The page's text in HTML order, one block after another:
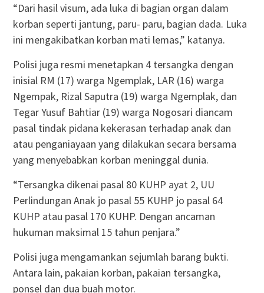
“Dari hasil visum, ada luka di bagian organ dalam
korban seperti jantung, paru- paru, bagian dada. Luka
ini mengakibatkan korban mati lemas,” katanya.
Polisi juga resmi menetapkan 4 tersangka dengan
inisial RM (17) warga Ngemplak, LAR (16) warga
Ngempak, Rizal Saputra (19) warga Ngemplak, dan
Tegar Yusuf Bahtiar (19) warga Nogosari diancam
pasal tindak pidana kekerasan terhadap anak dan
atau penganiayaan yang dilakukan secara bersama
yang menyebabkan korban meninggal dunia.
“Tersangka dikenai pasal 80 KUHP ayat 2, UU
Perlindungan Anak jo pasal 55 KUHP jo pasal 64
KUHP atau pasal 170 KUHP. Dengan ancaman
hukuman maksimal 15 tahun penjara.”
Polisi juga mengamankan sejumlah barang bukti.
Antara lain, pakaian korban, pakaian tersangka,
ponsel dan dua buah motor.